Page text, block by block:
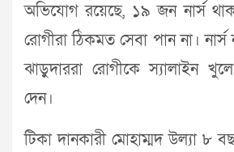
অভিযোগ রয়েছে, ১৯ জন নার্স
রোগীরা ঠিকমত সেবা পান না।
ঝাড়ুদাররা রোগীকে স্যালাইন
দেন।
টিকা দানকারী মোহাম্মদ উল্যা ৮